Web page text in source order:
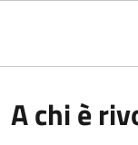
A chi è